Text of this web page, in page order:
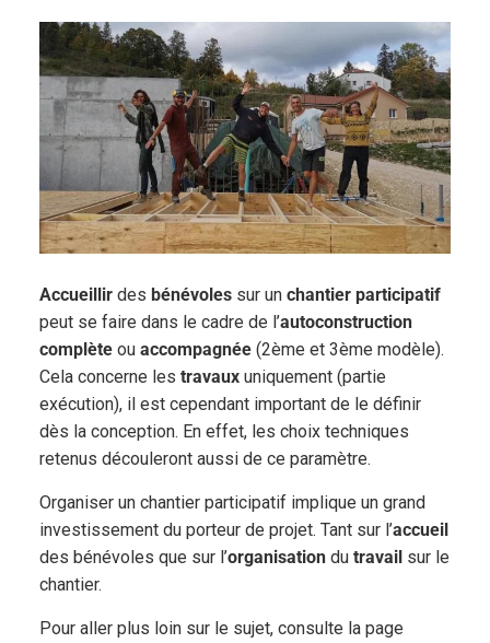
Accueillir des bénévolessur un chantier participatif
peut se faire dans le cadre de l’autoconstruction
complèteou accompagnée(2ème et 3ème modèle).
Cela concerne les travauxuniquement (partie
exécution), il est cependant important de le définir
dès la conception. En effet, les choix techniques
retenus découleront aussi de ce paramètre.
Organiser un chantier participatif implique un grand
investissement du porteur de projet. Tant sur l’accueil
des bénévoles que sur l’organisationdu travailsur le
chantier.
Pour aller plus loin sur le sujet, consulte la page